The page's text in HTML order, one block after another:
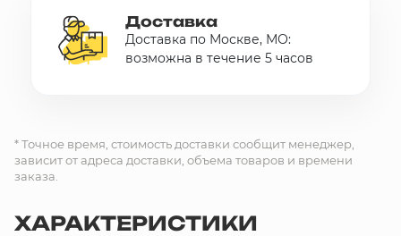
Доставка
Доставка по Москве, МО:
возможна в течение 5 часов
* Точное время, стоимость доставки сообщит менеджер,
зависит от адреса доставки, объема товаров и времени
заказа.
ХАРАКТЕРИСТИКИ